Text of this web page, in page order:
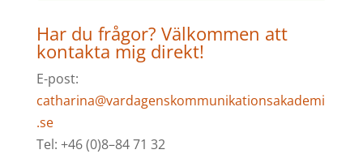
Har du frågor? Välkommen att
kontakta mig direkt!
E-post:
catharina@vardagenskommunikationsakademi
.se
Tel: +46 (0)8–84 71 32